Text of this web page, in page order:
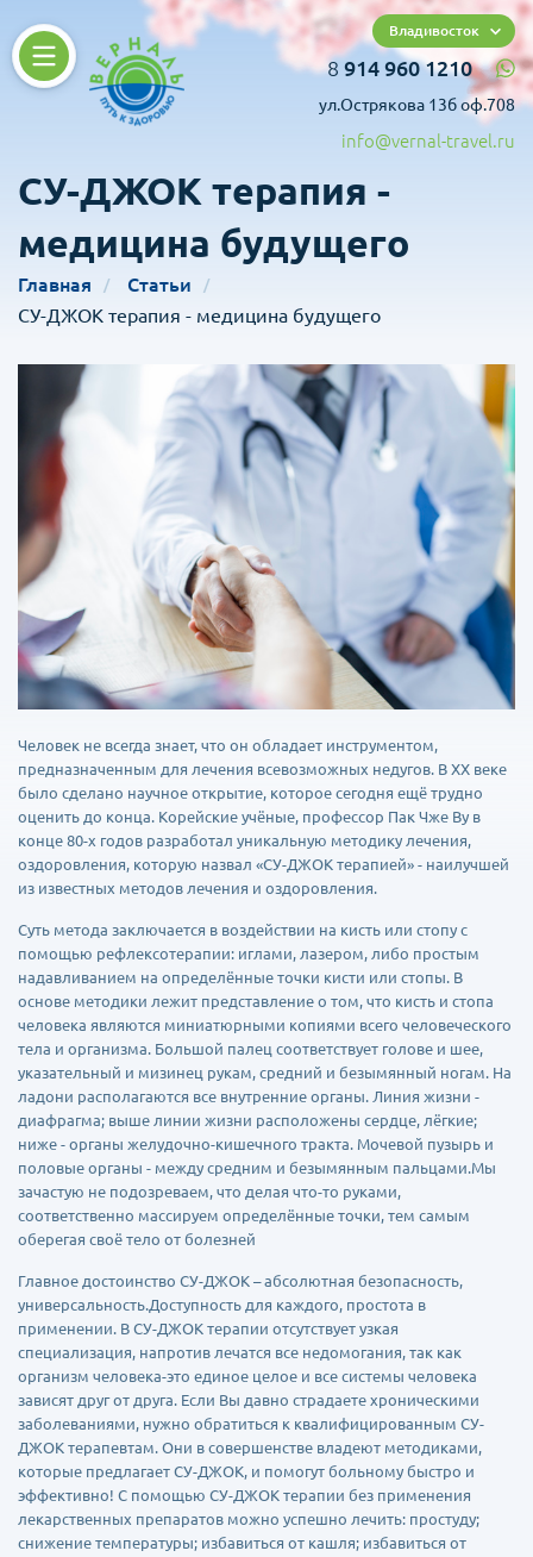
Владивосток
8 914 960 1210
ул.Острякова 13б оф.708
info@vernal-travel.ru
СУ-ДЖОК терапия -
медицина будущего
Главная
Статьи
СУ-ДЖОК терапия - медицина будущего
Человек не всегда знает, что он обладает инструментом,
предназначенным для лечения всевозможных недугов. В ХХ веке
было сделано научное открытие, которое сегодня ещё трудно
оценить до конца. Корейские учёные, профессор Пак Чже Ву в
конце 80-х годов разработал уникальную методику лечения,
оздоровления, которую назвал «СУ-ДЖОК терапией» - наилучшей
из известных методов лечения и оздоровления.
Суть метода заключается в воздействии на кисть или стопу с
помощью рефлексотерапии: иглами, лазером, либо простым
надавливанием на определённые точки кисти или стопы. В
основе методики лежит представление о том, что кисть и стопа
человека являются миниатюрными копиями всего человеческого
тела и организма. Большой палец соответствует голове и шее,
указательный и мизинец рукам, средний и безымянный ногам. На
ладони располагаются все внутренние органы. Линия жизни -
диафрагма; выше линии жизни расположены сердце, лёгкие;
ниже - органы желудочно-кишечного тракта. Мочевой пузырь и
половые органы - между средним и безымянным пальцами.Мы
зачастую не подозреваем, что делая что-то руками,
соответственно массируем определённые точки, тем самым
оберегая своё тело от болезней
Главное достоинство СУ-ДЖОК – абсолютная безопасность,
универсальность.Доступность для каждого, простота в
применении. В СУ-ДЖОК терапии отсутствует узкая
специализация, напротив лечатся все недомогания, так как
организм человека-это единое целое и все системы человека
зависят друг от друга. Если Вы давно страдаете хроническими
заболеваниями, нужно обратиться к квалифицированным СУ-
ДЖОК терапевтам. Они в совершенстве владеют методиками,
которые предлагает СУ-ДЖОК, и помогут больному быстро и
эффективно! С помощью СУ-ДЖОК терапии без применения
лекарственных препаратов можно успешно лечить: простуду;
снижение температуры; избавиться от кашля; избавиться от